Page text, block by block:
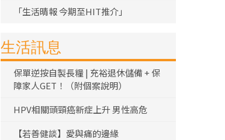
「生活晴報 今期至HIT推介」
生活訊息
保單逆按自製長糧 | 充裕退休儲備 + 保
障家人GET！（附個案說明）
HPV相關頭頸癌新症上升 男性高危
【若善健談】愛與痛的邊緣